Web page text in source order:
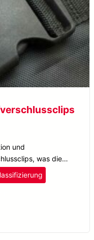
und
was die
verbessert.